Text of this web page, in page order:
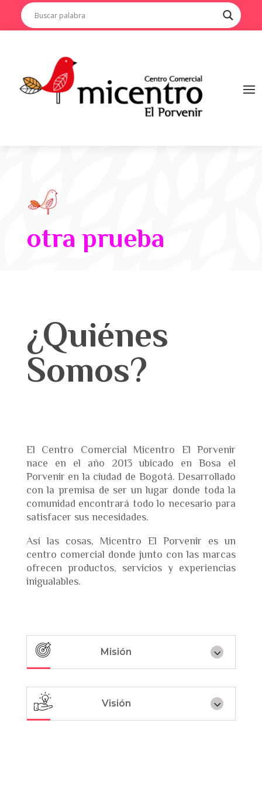
otra prueba
¿Quiénes
Somos?
El Centro Comercial Micentro El Porvenir
nace en el año 2013 ubicado en Bosa el
Porvenir en la ciudad de Bogotá. Desarrollado
con la premisa de ser un lugar donde toda la
comunidad encontrará todo lo necesario para
satisfacer sus necesidades.
Así las cosas, Micentro El Porvenir es un
centro comercial donde junto con las marcas
ofrecen productos, servicios y experiencias
inigualables.
Misión
Visión